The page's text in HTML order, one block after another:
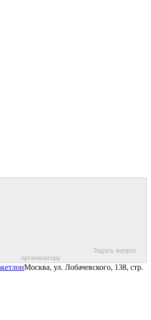
Задать вопрос
организатору
Москва, ул. Лобачевского, 138, стр.